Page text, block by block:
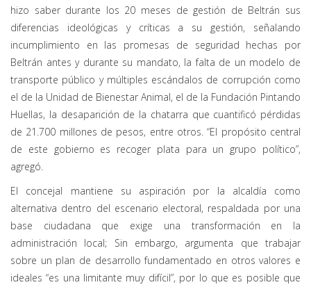
hizo saber durante los 20 meses de gestión de Beltrán sus
diferencias ideológicas y críticas a su gestión, señalando
incumplimiento en las promesas de seguridad hechas por
Beltrán antes y durante su mandato, la falta de un modelo de
transporte público y múltiples escándalos de corrupción como
el de la Unidad de Bienestar Animal, el de la Fundación Pintando
Huellas, la desaparición de la chatarra que cuantificó pérdidas
de 21.700 millones de pesos, entre otros. “El propósito central
de este gobierno es recoger plata para un grupo político”,
agregó.
El concejal mantiene su aspiración por la alcaldía como
alternativa dentro del escenario electoral, respaldada por una
base ciudadana que exige una transformación en la
administración local; Sin embargo, argumenta que trabajar
sobre un plan de desarrollo fundamentado en otros valores e
ideales “es una limitante muy difícil”, por lo que es posible que